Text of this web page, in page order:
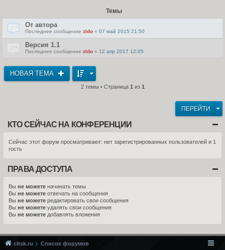
Темы
От автора
Последнее сообщение zldo « 07 май 2015 21:50
Версия 1.1
Последнее сообщение zldo « 12 апр 2017 12:05
НОВАЯ ТЕМА
2 темы • Страница 1 из 1
ПЕРЕЙТИ
КТО СЕЙЧАС НА КОНФЕРЕНЦИИ
Сейчас этот форум просматривают: нет зарегистрированных пользователей и 1
гость
ПРАВА ДОСТУПА
Вы не можете начинать темы
Вы не можете отвечать на сообщения
Вы не можете редактировать свои сообщения
Вы не можете удалять свои сообщения
Вы не можете добавлять вложения
citsk.ru Список форумов